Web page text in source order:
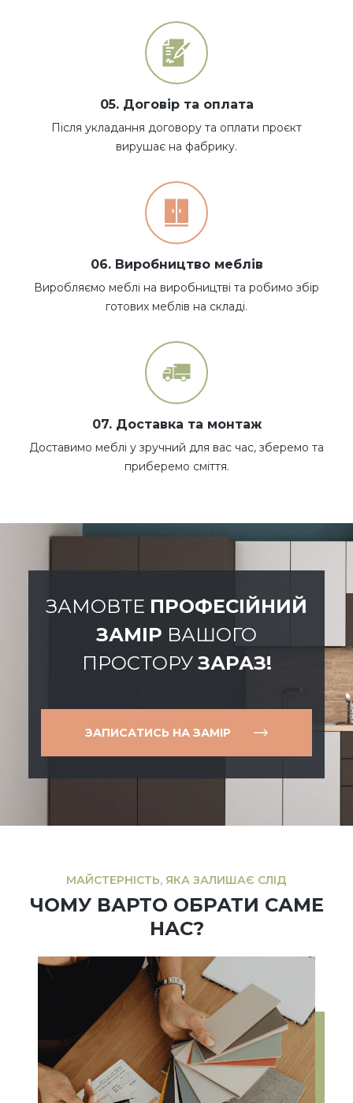
05. Договір та оплата
Після укладання договору та оплати проєкт
вирушає на фабрику.
06. Виробництво меблів
Виробляємо меблі на виробництві та робимо збір
готових меблів на складі.
07. Доставка та монтаж
Доставимо меблі у зручний для вас час, зберемо та
приберемо сміття.
ЗАМОВТЕ ПРОФЕСІЙНИЙ
ЗАМІР ВАШОГО
ПРОСТОРУ ЗАРАЗ!
ЗАПИСАТИСЬ НА ЗАМІР
МАЙСТЕРНІСТЬ, ЯКА ЗАЛИШАЄ СЛІД
ЧОМУ ВАРТО ОБРАТИ САМЕ
НАС?